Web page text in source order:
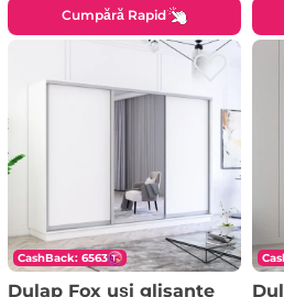
Cumpără Rapid
CashBack: 6563
Dulap Fox uși glisante